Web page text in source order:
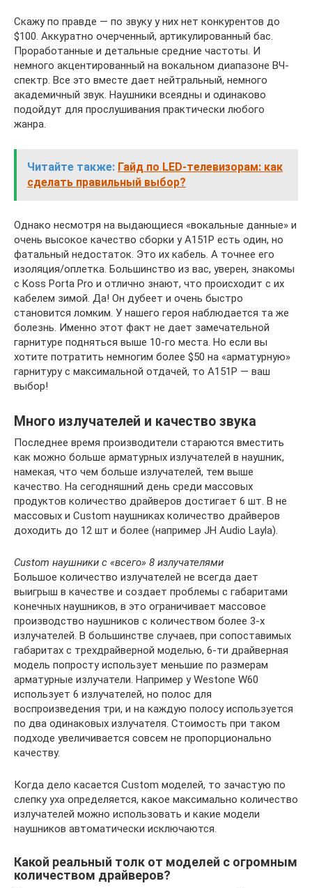
Скажу по правде — по звуку у них нет конкурентов до
$100. Аккуратно очерченный, артикулированный бас.
Проработанные и детальные средние частоты. И
немного акцентированный на вокальном диапазоне ВЧ-
спектр. Все это вместе дает нейтральный, немного
академичный звук. Наушники всеядны и одинаково
подойдут для прослушивания практически любого
жанра.
Читайте также: Гайд по LED-телевизорам: как
сделать правильный выбор?
Однако несмотря на выдающиеся «вокальные данные» и
очень высокое качество сборки у A151P есть один, но
фатальный недостаток. Это их кабель. А точнее его
изоляция/оплетка. Большинство из вас, уверен, знакомы
с Koss Porta Pro и отлично знают, что происходит с их
кабелем зимой. Да! Он дубеет и очень быстро
становится ломким. У нашего героя наблюдается та же
болезнь. Именно этот факт не дает замечательной
гарнитуре подняться выше 10-го места. Но если вы
хотите потратить немногим более $50 на «арматурную»
гарнитуру с максимальной отдачей, то A151P — ваш
выбор!
Много излучателей и качество звука
Последнее время производители стараются вместить
как можно больше арматурных излучателей в наушник,
намекая, что чем больше излучателей, тем выше
качество. На сегодняшний день среди массовых
продуктов количество драйверов достигает 6 шт. В не
массовых и Custom наушниках количество драйверов
доходить до 12 шт и более (например JH Audio Layla).
Custom наушники с «всего» 8 излучателями
Большое количество излучателей не всегда дает
выигрыш в качестве и создает проблемы с габаритами
конечных наушников, в это ограничивает массовое
производство наушников с количеством более 3-х
излучателей. В большинстве случаев, при сопоставимых
габаритах с трехдрайверной моделью, 6-ти драйверная
модель попросту использует меньшие по размерам
арматурные излучатели. Например у Westone W60
использует 6 излучателей, но полос для
воспроизведения три, и на каждую полосу используется
по два одинаковых излучателя. Стоимость при таком
подходе увеличивается совсем не пропорционально
качеству.
Когда дело касается Custom моделей, то зачастую по
слепку уха определяется, какое максимально количество
излучателей можно использовать и какие модели
наушников автоматически исключаются.
Какой реальный толк от моделей с огромным
количеством драйверов?